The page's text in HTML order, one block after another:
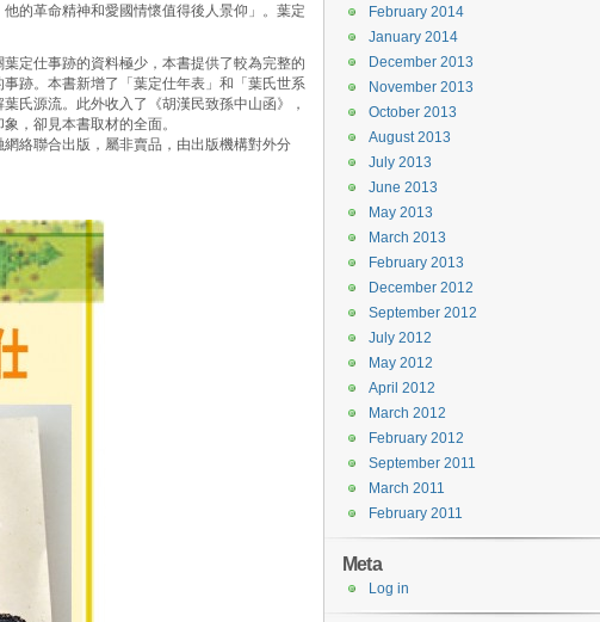
的革命精神和愛國情懷值得後人景仰」。葉定
定仕事跡的資料極少，本書提供了較為完整的
跡。本書新增了「葉定仕年表」和「葉氏世系
氏源流。此外收入了《胡漢民致孫中山函》，
，卻見本書取材的全面。
絡聯合出版，屬非賣品，由出版機構對外分
February 2014
January 2014
December 2013
November 2013
October 2013
August 2013
July 2013
June 2013
May 2013
March 2013
February 2013
December 2012
September 2012
July 2012
May 2012
April 2012
March 2012
February 2012
September 2011
March 2011
February 2011
Meta
Log in